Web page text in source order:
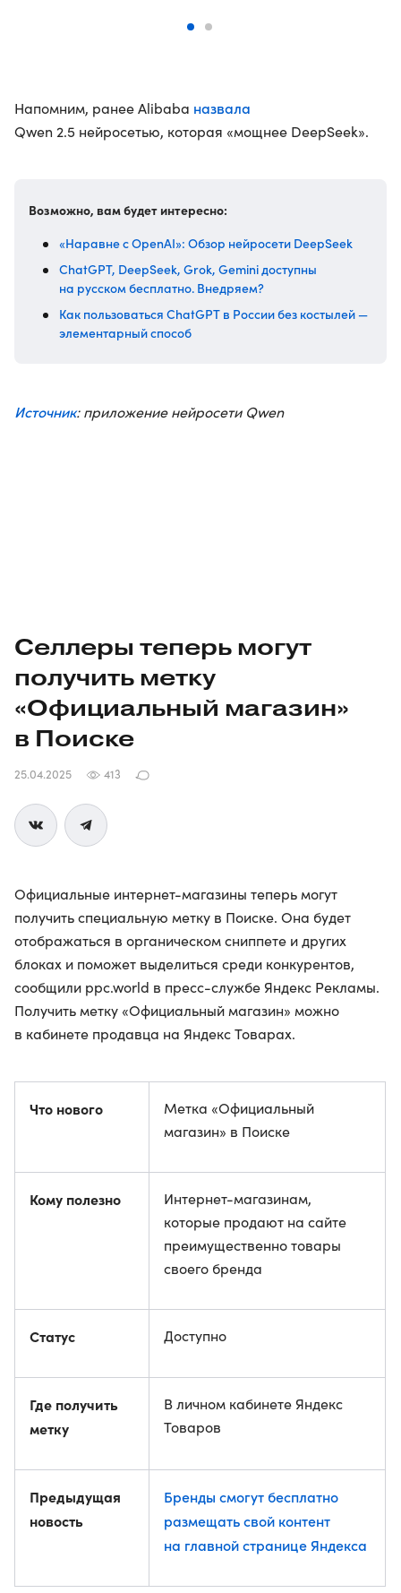
Напомним, ранее Alibaba назвала
Qwen 2.5 нейросетью, которая «мощнее DeepSeek».
Возможно, вам будет интересно:
«Наравне с OpenAI»: Обзор нейросети DeepSeek
ChatGPT, DeepSeek, Grok, Gemini доступны
на русском бесплатно. Внедряем?
Как пользоваться ChatGPT в России без костылей —
элементарный способ
Источник: приложение нейросети Qwen
Селлеры теперь могут
получить метку
«Официальный магазин»
в Поиске
25.04.2025 413
Официальные интернет-магазины теперь могут
получить специальную метку в Поиске. Она будет
отображаться в органическом сниппете и других
блоках и поможет выделиться среди конкурентов,
сообщили ppc.world в пресс-службе Яндекс Рекламы.
Получить метку «Официальный магазин» можно
в кабинете продавца на Яндекс Товарах.
Что нового
Метка «Официальный
магазин» в Поиске
Кому полезно
Интернет-магазинам,
которые продают на сайте
преимущественно товары
своего бренда
Статус Доступно
Где получить
метку
В личном кабинете Яндекс
Товаров
Предыдущая
новость
Бренды смогут бесплатно
размещать свой контент
на главной странице Яндекса